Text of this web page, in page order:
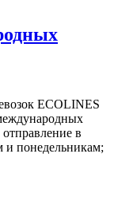
ECOLINES
в
и понедельникам;